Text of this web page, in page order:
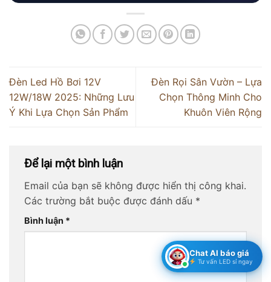
Đèn Led Hồ Bơi 12V
12W/18W 2025: Những Lưu
Ý Khi Lựa Chọn Sản Phẩm
Đèn Rọi Sân Vườn – Lựa
Chọn Thông Minh Cho
Khuôn Viên Rộng
Để lại một bình luận
Email của bạn sẽ không được hiển thị công khai.
Các trường bắt buộc được đánh dấu *
Bình luận *
Chat AI báo giá
Tư vấn LED sỉ ngay